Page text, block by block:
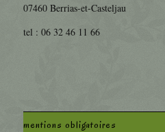
07460 Berrias-et-Casteljau
tel : 06 32 46 11 66
mentions obligatoires